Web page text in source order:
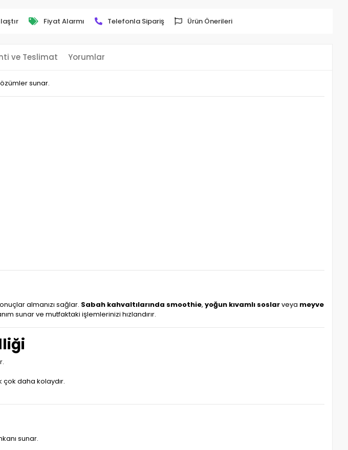
Fiyat Alarmı Telefonla Sipariş Ürün Önerileri
ve Teslimat Yorumlar
sunar.
almanızı sağlar. Sabah kahvaltılarında smoothie,yoğun kıvamlı soslarveya meyve
sunar ve mutfaktaki işlemlerinizi hızlandırır.
daha kolaydır.
sunar.